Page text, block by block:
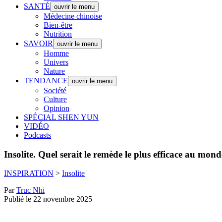
SANTÉ ouvrir le menu
Médecine chinoise
Bien-être
Nutrition
SAVOIR
ouvrir le menu
Homme
Univers
Nature
TENDANCE ouvrir le menu
Société
Culture
Opinion
SPÉCIAL SHEN YUN
VIDÉO
Podcasts
Insolite. Quel serait le remède le plus efficace au
INSPIRATION > Insolite
ParTruc Nhi
Publié le 22 novembre 2025